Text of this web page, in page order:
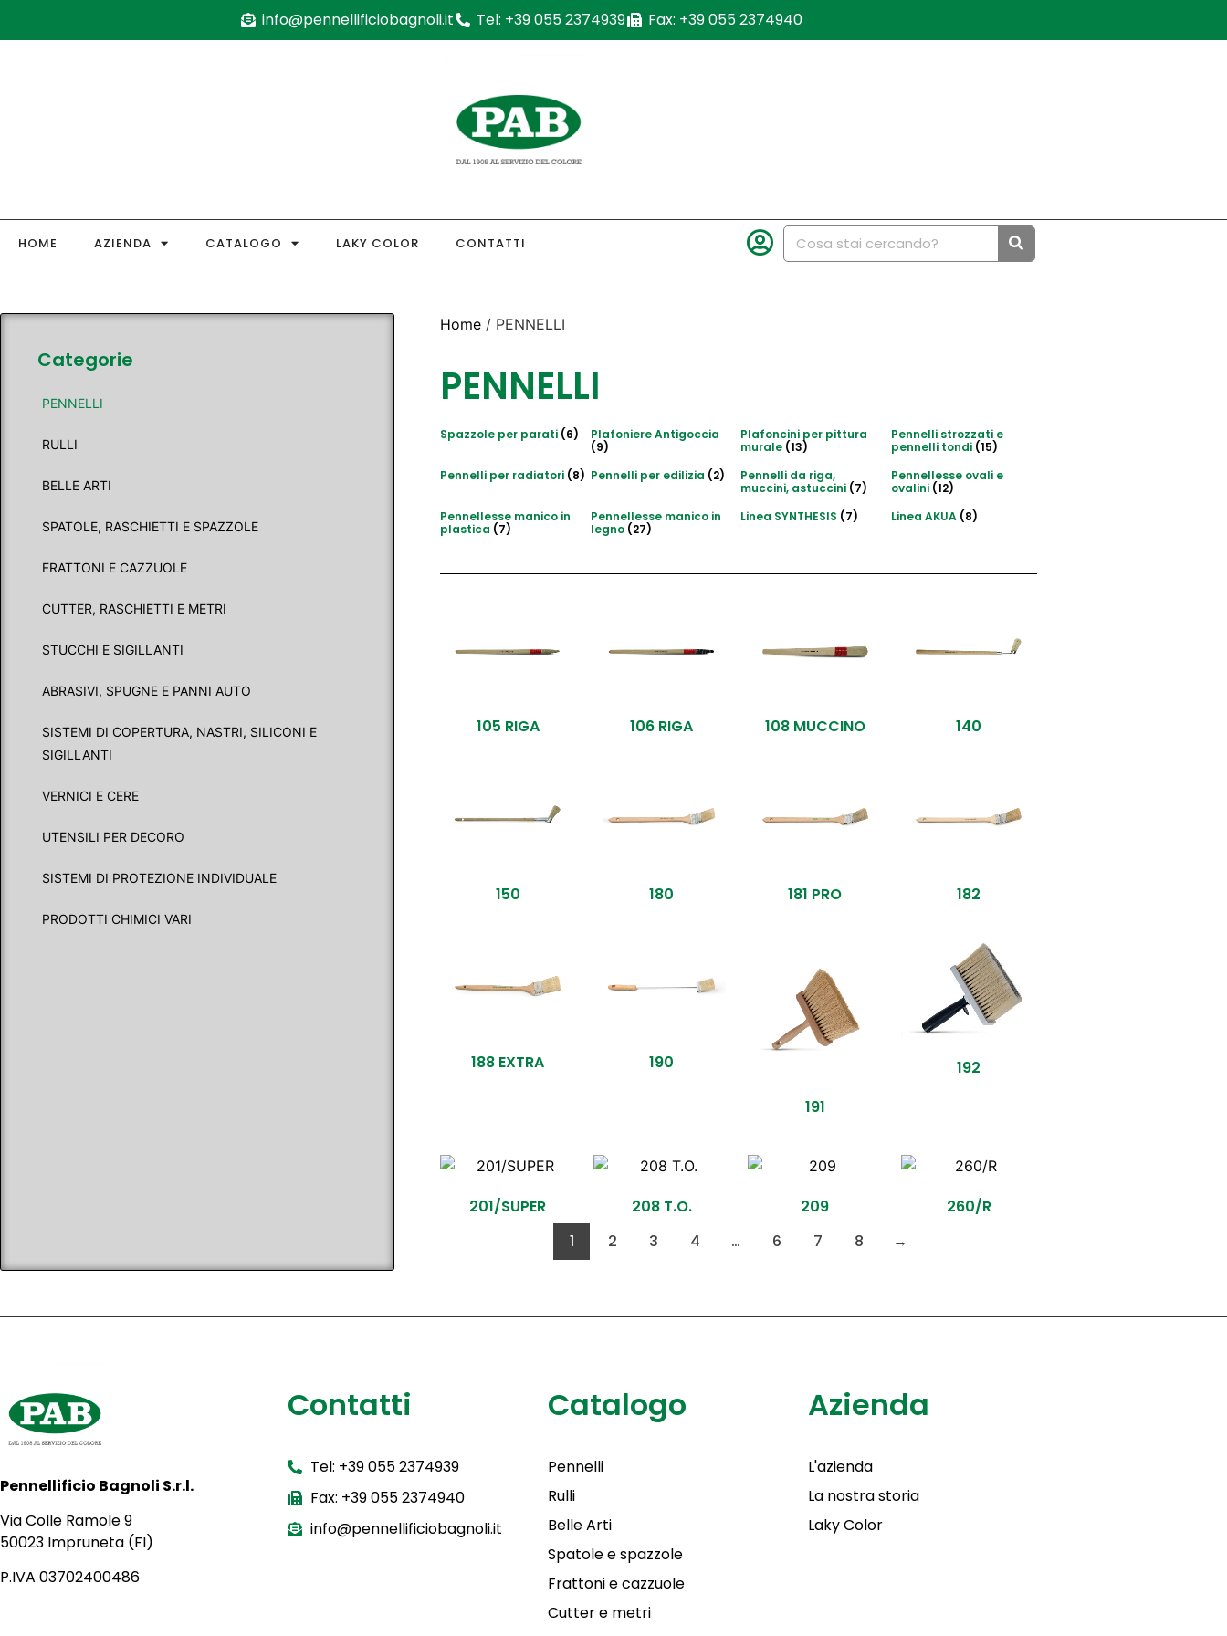
info@pennellificiobagnoli.it Tel: +39 055 2374939 Fax: +39 055 2374940
HOME AZIENDA CATALOGO LAKY COLOR CONTATTI
Categorie
PENNELLI
RULLI
BELLE ARTI
SPATOLE, RASCHIETTI E SPAZZOLE
FRATTONI E CAZZUOLE
CUTTER, RASCHIETTI E METRI
STUCCHI E SIGILLANTI
ABRASIVI, SPUGNE E PANNI AUTO
SISTEMI DI COPERTURA, NASTRI, SILICONI E
SIGILLANTI
VERNICI E CERE
UTENSILI PER DECORO
SISTEMI DI PROTEZIONE INDIVIDUALE
PRODOTTI CHIMICI VARI
Home/ PENNELLI
PENNELLI
Spazzole per parati (6)
Plafoniere Antigoccia
(9)
Plafoncini per pittura
murale (13)
Pennelli strozzati e
pennelli tondi (15)
Pennelli per radiatori (8) Pennelli per edilizia (2)
Pennelli da riga,
muccini, astuccini (7)
Pennellesse ovali e
ovalini (12)
Pennellesse manico in
plastica (7)
Pennellesse manico in
legno (27)
Linea SYNTHESIS (7) Linea AKUA (8)
105 RIGA 106 RIGA 108 MUCCINO 140
150 180 181 PRO 182
188 EXTRA 190
191
192
201/SUPER 208 T.O. 209
260/R
1
2 3 4 … 6 7 8 →
Pennellificio Bagnoli S.r.l.
Via Colle Ramole 9
50023 Impruneta (FI)
P.IVA 03702400486
Contatti
Tel: +39 055 2374939
Fax: +39 055 2374940
info@pennellificiobagnoli.it
Catalogo
Pennelli
Rulli
Belle Arti
Spatole e spazzole
Frattoni e cazzuole
Cutter e metri
Azienda
L'azienda
La nostra storia
Laky Color